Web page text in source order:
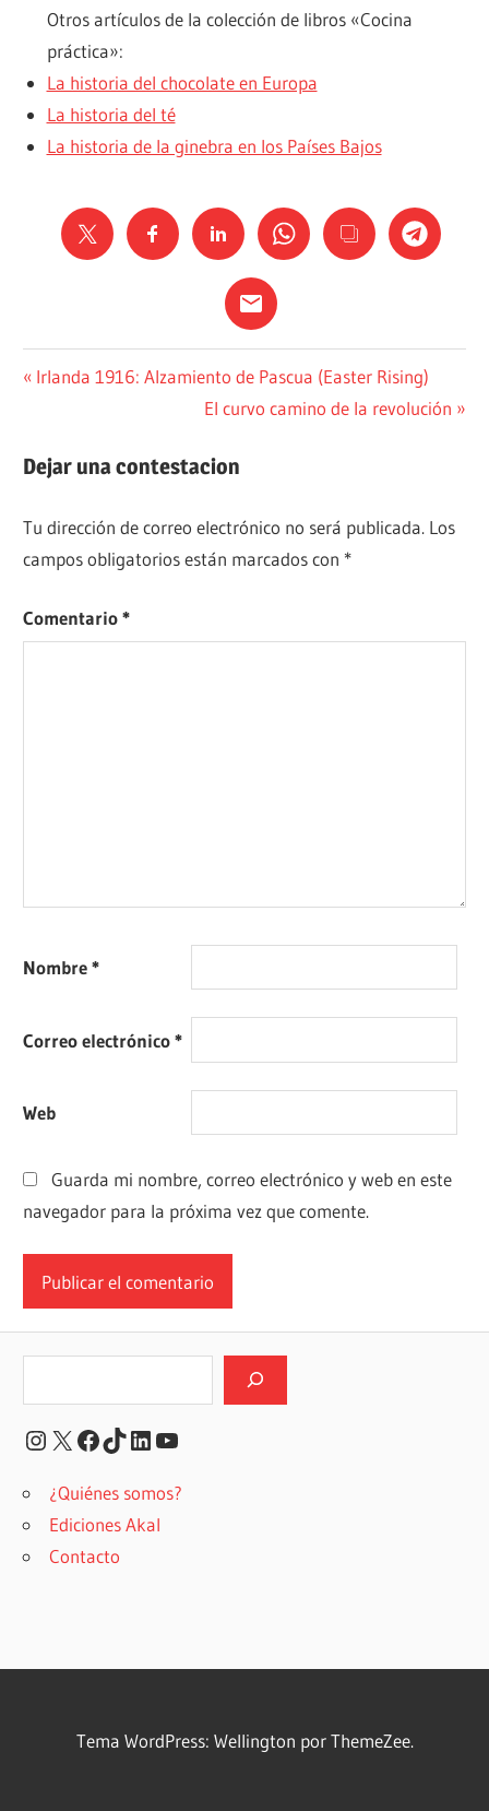
Otros artículos de la colección de libros «Cocina
práctica»:
La historia del chocolate en Europa
La historia del té
La historia de la ginebra en los Países Bajos
COCINA
Navegación
entradas
Entrada
Irlanda 1916: Alzamiento de Pascua (Easter Rising)
Siguiente
El curvo camino de la revolución
Dejar una contestacion
Tu dirección de correo electrónico no será publicada. Los
campos obligatorios están marcados con *
Comentario*
Nombre*
Correo electrónico*
Web
Guarda mi nombre, correo electrónico y web en este
navegador para la próxima vez que comente.
Instagram
X Facebook
TikTok
LinkedIn
YouTube
¿Quiénes somos?
Ediciones Akal
Contacto
Tema WordPress: Wellington por ThemeZee.